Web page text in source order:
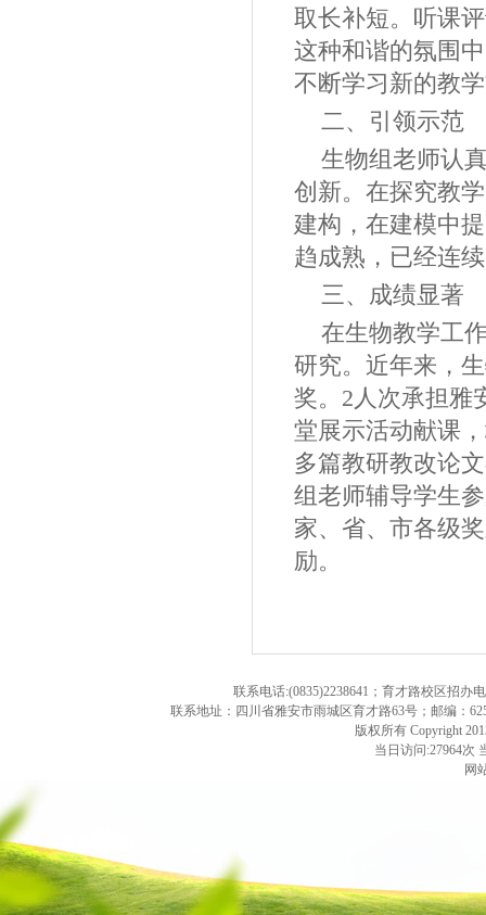
取长补短。听课
这种和谐的氛围
不断学习新的教
二、引领示范
生物组老师认
创新。在探究教
建构，在建模中
趋成熟，已经连
三、成绩显著
在生物教学工
研究。近年来，
奖。 2人次承担雅
堂展示活动献课
多篇教研教改论
组老师辅导学生
家、省、市各级
励。
联系电话:(0835)2238641；育才路校区招办
联系地址：四川省雅安市雨城区育才路63号；邮编：
版权所有 Copyright
当日访问:27964次
网